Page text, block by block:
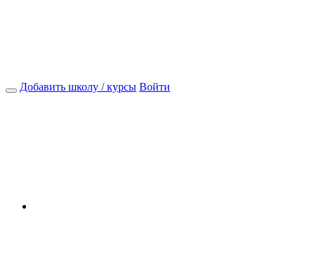
Добавить школу / курсы Войти